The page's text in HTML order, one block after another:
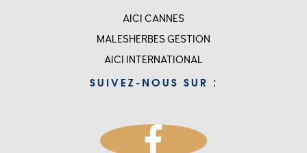
AICI CANNES
MALESHERBES GESTION
AICI INTERNATIONAL
SUIVEZ-NOUS SUR :